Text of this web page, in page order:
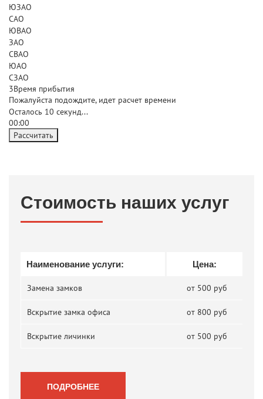
ЮЗАО
САО
ЮВАО
ЗАО
СВАО
ЮАО
СЗАО
3Время прибытия
Пожалуйста подождите, идет расчет времени
Осталось 10 секунд...
00:00
Рассчитать
Стоимость наших услуг
Наименование услуги: Цена:
Замена замков от 500 руб
Вскрытие замка офиса от 800 руб
Вскрытие личинки от 500 руб
ПОДРОБНЕЕ